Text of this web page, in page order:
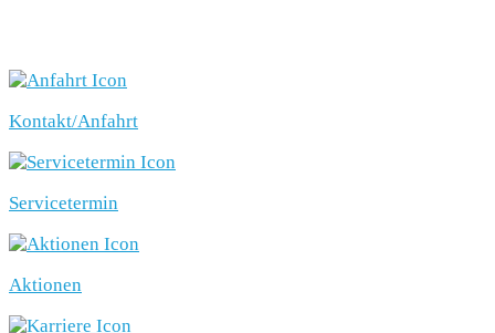
Kontakt/Anfahrt
Servicetermin
Aktionen